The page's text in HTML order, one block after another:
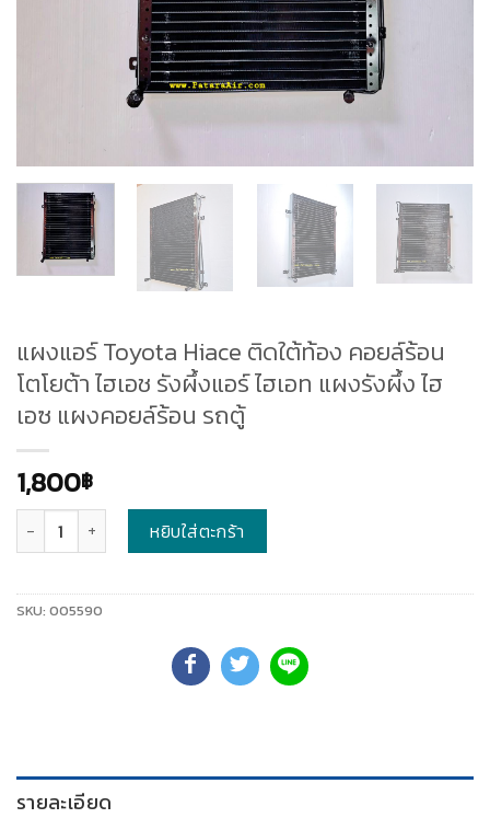
แผงแอร์ Toyota Hiace ติดใต้ท้อง คอยล์ร้อน
โตโยต้า ไฮเอช รังผึ้งแอร์ ไฮเอท แผงรังผึ้ง ไฮ
เอซ แผงคอยล์ร้อน รถตู้
1,800฿
หยิบใส่ตะกร้า
SKU: 005590
รายละเอียด